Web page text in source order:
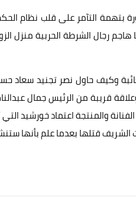
رجال الشرطة الحربية منزل
وكيف حاول نصر تجنيد سعاد
قريبة من الرئيس جمال
والمنتجة اعتماد خورشيد
قتلها بعدما علم بأنها